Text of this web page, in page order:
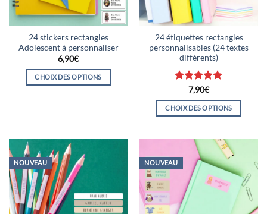
la
page
produit
24 stickers rectangles
Adolescent à personnaliser
6,90€
CHOIX DES OPTIONS
variations.
Les
options
peuvent
être
choisies
24 étiquettes rectangles
personnalisables (24 textes
différents)
Note5sur
5
7,90€
CHOIX DES OPTIONS
a
plusieurs
variations.
Les
NOUVEAU NOUVEAU